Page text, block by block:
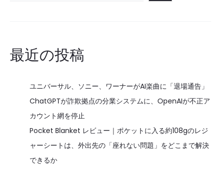
最近の投稿
ユニバーサル、ソニー、ワーナーがAI楽曲に「退場通告」
ChatGPTが詐欺拠点の分業システムに、OpenAIが不正ア
カウント網を停止
Pocket Blanket レビュー｜ポケットに入る約108gのレジ
ャーシートは、外出先の「座れない問題」をどこまで解決
できるか